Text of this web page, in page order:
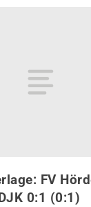
FV
0:1 (0:1)